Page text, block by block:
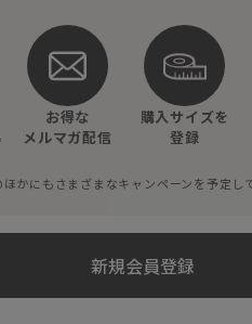
お得な
メルマガ配信
購入サイズを
登録
ほかにもさまざまなキャンペーンを予定し
新規会員登録